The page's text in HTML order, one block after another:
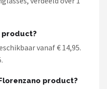
product?
vanaf € 14,95.
product?